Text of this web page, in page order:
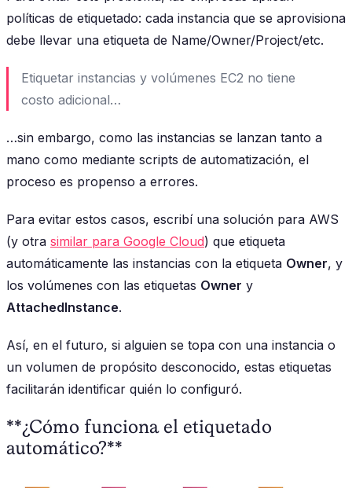
políticas de etiquetado: cada instancia que se aprovisiona
debe llevar una etiqueta de Name/Owner/Project/etc.
Etiquetar instancias y volúmenes EC2 no tiene
costo adicional…
…sin embargo, como las instancias se lanzan tanto a
mano como mediante scripts de automatización, el
proceso es propenso a errores.
Para evitar estos casos, escribí una solución para AWS
(y otra similar para Google Cloud) que etiqueta
automáticamente las instancias con la etiqueta Owner, y
los volúmenes con las etiquetas Owner y
AttachedInstance.
Así, en el futuro, si alguien se topa con una instancia o
un volumen de propósito desconocido, estas etiquetas
facilitarán identificar quién lo configuró.
**¿Cómo funciona el etiquetado
automático?**